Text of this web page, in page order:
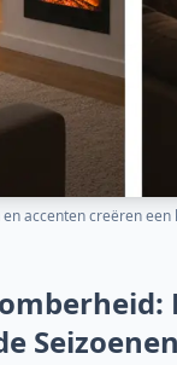
accenten creëren
Seizoenen